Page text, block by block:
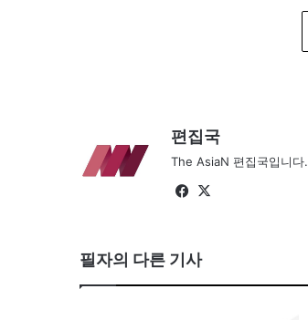
편집국
The AsiaN 편집국입니다.
Fa
ok
필자의 다른 기사